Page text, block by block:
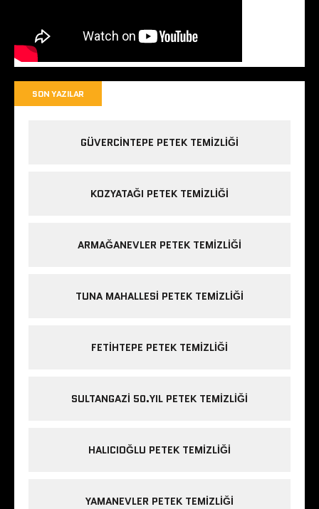
SON YAZILAR
GÜVERCINTEPE PETEK TEMIZLIĞI
KOZYATAĞI PETEK TEMIZLIĞI
ARMAĞANEVLER PETEK TEMIZLIĞI
TUNA MAHALLESI PETEK TEMIZLIĞI
FETIHTEPE PETEK TEMIZLIĞI
SULTANGAZI 50.YIL PETEK TEMIZLIĞI
HALICIOĞLU PETEK TEMIZLIĞI
YAMANEVLER PETEK TEMIZLIĞI